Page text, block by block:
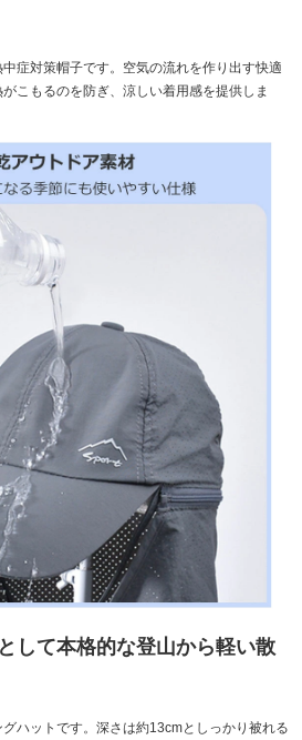
症対策帽子です。空気の流れを作り出す快適
こもるのを防ぎ、涼しい着用感を提供しま
して本格的な登山から軽い散
ハットです。深さは約13cmとしっかり被れる